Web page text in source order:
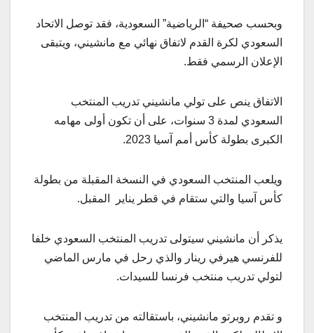
وبحسب صحيفة “الرياضية” السعودية، فقد توصل الاتحاد
السعودي لكرة القدم لاتفاق نهائي مع مانشيني، ويتبقى
الإعلان الرسمي فقط.
الاتفاق ينص على تولي مانشيني تدريب المنتخب
السعودي لمدة 3 سنوات، على أن تكون أولى مهامه
الكبرى بطولة كأس أمم آسيا 2023.
ويلعب المنتخب السعودي في النسخة المقبلة من بطولة
كأس آسيا والتي ستقام في قطر يناير المقبل.
يذكر أن مانشيني سيتولى تدريب المنتخب السعودي خلفا
للفرنسي هيرفي رينار والذي رحل في مارس الماضي
لتولي تدريب منتخب فرنسا للسيدات.
و تقدم روبرتو مانشيني، باستقالته من تدريب المنتخب